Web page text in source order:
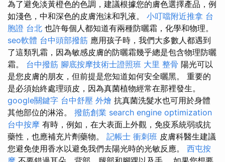
為了避免淡黃橙色的色調，建議根據您的膚色選擇產品，例
如淺色，中和深色的皮膚泡沫和乳液。 小叮噹附近推拿 台
胞證 台北 也許每個人都知道有兩種防曬霜，化學和物理。
seo軟體 台中頭部撥筋 應用孩子時，我們大多數人都遇到
了這類乳霜，因為敏感皮膚的防曬霜幾乎總是包含物理防曬
霜。 台中撥筋 腳底按摩技術士證照班 大里 整骨 陽光可以
是您皮膚的朋友，但前提是您知道如何安全曬黑。 重要的
是必須始終處理頭皮，因為真菌植物經常在那裡發生。
google關鍵字 台中舒壓 外燴 抗真菌洗髮水也可用於身體
其他部位的淋浴。 撥筋創業 search engine optimization
台中按摩 有時，例如，在大表面上外觀，免疫系統弱或抗
藥性，也應補充片劑藥物。 記帳士 衝刺班 皮膚科醫生建議
您避免使用香水以避免我們去陽光時的光敏反應。 西屯按